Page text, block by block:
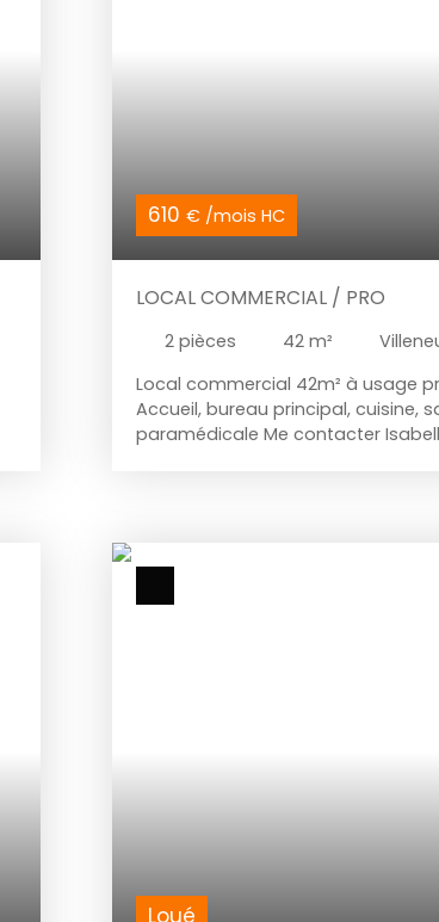
610 € /mois HC
LOCAL COMMERCIAL / PRO
2 pièces 42 m²
Local commercial 42m² à usage
Accueil, bureau principal, cuisine,
paramédicale Me contacter
Loué